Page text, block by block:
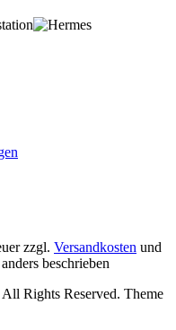
zzgl. Versandkosten und
beschrieben
Rights Reserved. Theme